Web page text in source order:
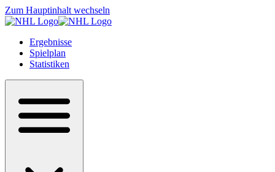
Zum Hauptinhalt wechseln
Ergebnisse
Spielplan
Statistiken